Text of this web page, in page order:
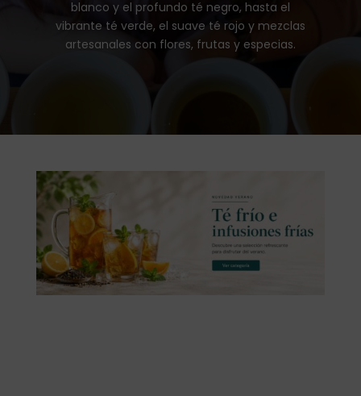
blanco y el profundo té negro, hasta el
vibrante té verde, el suave té rojo y mezclas
artesanales con flores, frutas y especias.